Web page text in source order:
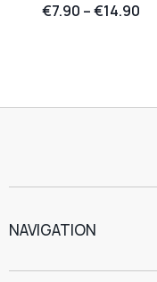
€7.90 –€14.90
NAVIGATION